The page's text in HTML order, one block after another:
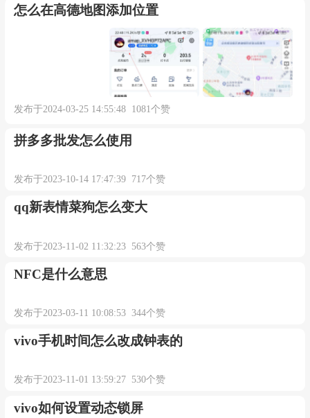
怎么在高德地图添加位置
发布于2024-03-25 14:55:48 1081个赞
拼多多批发怎么使用
发布于2023-10-14 17:47:39 717个赞
qq新表情菜狗怎么变大
发布于2023-11-02 11:32:23 563个赞
NFC是什么意思
发布于2023-03-11 10:08:53 344个赞
vivo手机时间怎么改成钟表的
发布于2023-11-01 13:59:27 530个赞
vivo如何设置动态锁屏